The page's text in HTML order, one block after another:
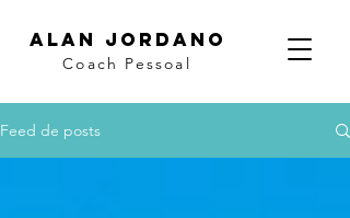
ALAN JORDANO
Coach Pessoal
Feed de posts